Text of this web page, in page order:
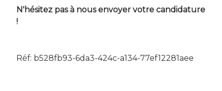
N'hésitez pas à nous envoyer votre candidature
!
Réf: b528fb93-6da3-424c-a134-77ef12281aee